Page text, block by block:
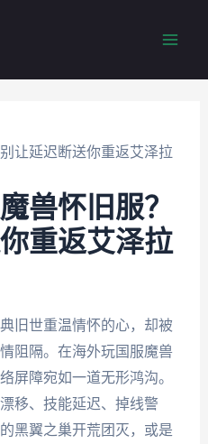
让延迟断送你重返艾泽拉
兽怀旧服？
重返艾泽拉
旧世重温情怀的心，却被
阻隔。在海外玩国服魔兽
屏障宛如一道无形鸿沟。
移、技能延迟、掉线警
黑翼之巢开荒团灭，或是